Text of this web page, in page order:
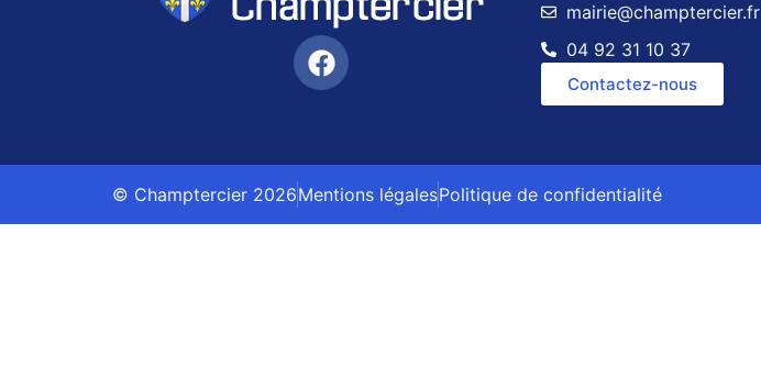
mairie@champtercier.fr
04 92 31 10 37
Contactez-nous
© Champtercier 2026Mentions légalesPolitique de confidentialité